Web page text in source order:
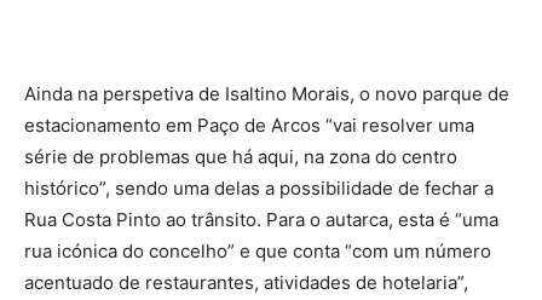
Ainda na perspetiva de Isaltino Morais, o novo parque de
estacionamento em Paço de Arcos “vai resolver uma
série de problemas que há aqui, na zona do centro
histórico”, sendo uma delas a possibilidade de fechar a
Rua Costa Pinto ao trânsito. Para o autarca, esta é “uma
rua icónica do concelho” e que conta “com um número
acentuado de restaurantes, atividades de hotelaria”,